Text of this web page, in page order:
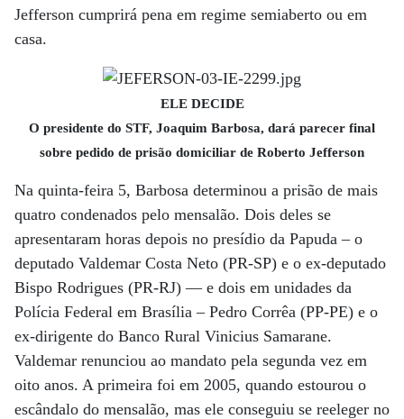
Jefferson cumprirá pena em regime semiaberto ou em
casa.
ELE DECIDE
O presidente do STF, Joaquim Barbosa, dará parecer final
sobre pedido de prisão domiciliar de Roberto Jefferson
Na quinta-feira 5, Barbosa determinou a prisão de mais
quatro condenados pelo mensalão. Dois deles se
apresentaram horas depois no presídio da Papuda – o
deputado Valdemar Costa Neto (PR-SP) e o ex-deputado
Bispo Rodrigues (PR-RJ) — e dois em unidades da
Polícia Federal em Brasília – Pedro Corrêa (PP-PE) e o
ex-dirigente do Banco Rural Vinicius Samarane.
Valdemar renunciou ao mandato pela segunda vez em
oito anos. A primeira foi em 2005, quando estourou o
escândalo do mensalão, mas ele conseguiu se reeleger no